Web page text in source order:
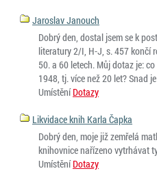
Jaroslav Janouch
Dobrý den, dostal jsem se k
literatury 2/I, H-J, s. 457 končí
50. a 60 letech. Můj dotaz je:
1948, tj. více než 20 let? Snad
Umístění Dotazy
Likvidace knih Karla Čapka
Dobrý den, moje již zemřelá
knihovnice nařízeno vytrhávat
Umístění Dotazy